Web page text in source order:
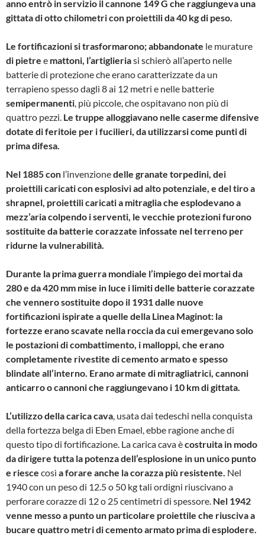
anno entrò in servizio il cannone 149 G che raggiungeva una
gittata di otto chilometri con proiettili da 40 kg di peso.
Le fortificazioni si trasformarono; abbandonate le murature
di pietre e mattoni, l’artiglieriasi schierò all’aperto nelle
batterie di protezione che erano caratterizzate da un
terrapieno spesso dagli 8 ai 12 metri e nelle batterie
semipermanenti, più piccole, che ospitavano non più di
quattro pezzi. Le truppe alloggiavano nelle caserme difensive
dotate di feritoie per i fucilieri, da utilizzarsi come punti di
prima difesa.
Nel 1885 con l’invenzionedelle granate torpedini, dei
proiettili caricati con esplosivi ad alto potenziale, e del tiro a
shrapnel, proiettili caricati a mitraglia che esplodevano a
mezz’aria colpendo i serventi, le vecchie protezioni furono
sostituite da batterie corazzate infossate nel terreno per
ridurne la vulnerabilità.
Durante la prima guerra mondiale l’impiego dei mortai da
280 e da 420 mm mise in luce i limiti delle batterie corazzate
che vennero sostituite dopo il 1931 dalle nuove
fortificazioni ispirate a quelle della Linea Maginot: la
fortezze erano scavate nella roccia da cui emergevano solo
le postazioni di combattimento, i malloppi, che erano
completamente rivestite di cemento armato e spesso
blindate all’interno. Erano armate di mitragliatrici, cannoni
anticarro o cannoni che raggiungevano i 10 km di gittata.
L’utilizzo della carica cava, usata dai tedeschi nella conquista
della fortezza belga di Eben Emael, ebbe ragione anche di
questo tipo di fortificazione. La carica cava ècostruita in modo
da dirigere tutta la potenza dell’esplosione in un unico punto
e riesce così a forare anche la corazza più resistente. Nel
1940 con un peso di 12.5 o 50 kg tali ordigni riuscivano a
perforare corazze di 12 o 25 centimetri di spessore. Nel 1942
venne messo a punto un particolare proiettile che riusciva a
bucare quattro metri di cemento armato prima di esplodere.